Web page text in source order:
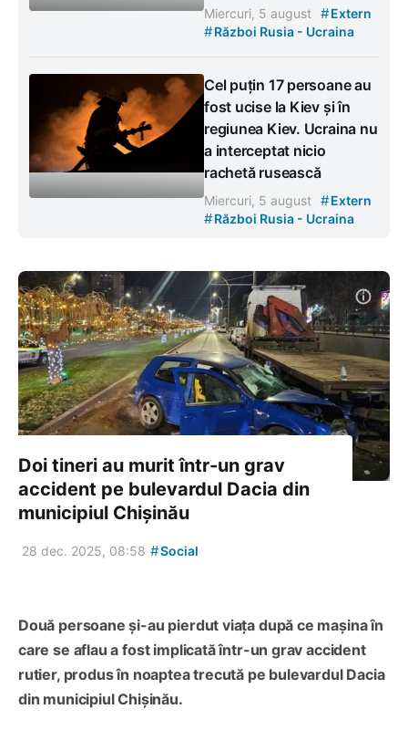
Miercuri, 5 august #Extern
#Război Rusia - Ucraina
Cel puțin 17 persoane au
fost ucise la Kiev și în
regiunea Kiev. Ucraina nu
a interceptat nicio
rachetă rusească
Miercuri, 5 august #Extern
#Război Rusia - Ucraina
Doi tineri au murit într-un grav
accident pe bulevardul Dacia din
municipiul Chișinău
28 dec. 2025, 08:58 #Social
Două persoane și-au pierdut viața după ce mașina în
care se aflau a fost implicată într-un grav accident
rutier, produs în noaptea trecută pe bulevardul Dacia
din municipiul Chișinău.